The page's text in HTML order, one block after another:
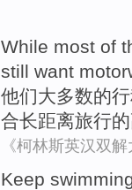
While most of
still want
他们大多数的
合长距离旅行
《柯林斯英汉双解
Keep